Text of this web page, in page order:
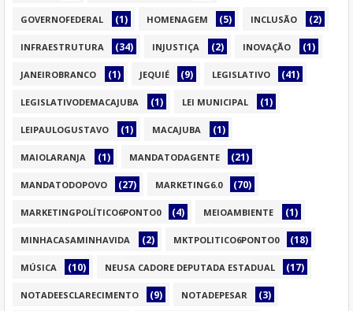
GOVERNOFEDERAL (1) HOMENAGEM (5) INCLUSÃO (2)
INFRAESTRUTURA (34) INJUSTIÇA (2) INOVAÇÃO (1)
JANEIROBRANCO (1) JEQUIÉ (9) LEGISLATIVO (41)
LEGISLATIVODEMACAJUBA (1) LEI MUNICIPAL (1)
LEIPAULOGUSTAVO (1) MACAJUBA (1)
MAIOLARANJA (1) MANDATODAGENTE (21)
MANDATODOPOVO (27) MARKETING6.0 (70)
MARKETINGPOLÍTICO6PONTO0 (4) MEIOAMBIENTE (1)
MINHACASAMINHAVIDA (2) MKTPOLITICO6PONTO0 (18)
MÚSICA (10) NEUSA CADORE DEPUTADA ESTADUAL (17)
NOTADEESCLARECIMENTO (9) NOTADEPESAR (3)